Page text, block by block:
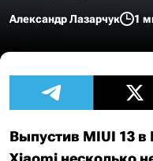
Александр Лазарчук 1
Выпустив MIUI 13